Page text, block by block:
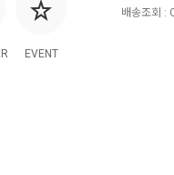
EVENT
배송조회 :